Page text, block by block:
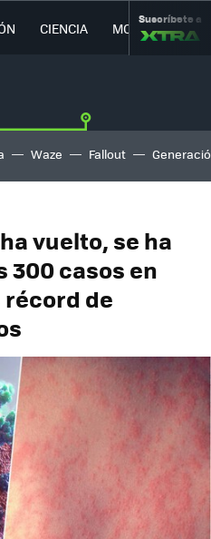
CIENCIA MOVILIDAD
Suscríbete a
Waze Fallout
vuelto, se ha
300 casos en
récord de